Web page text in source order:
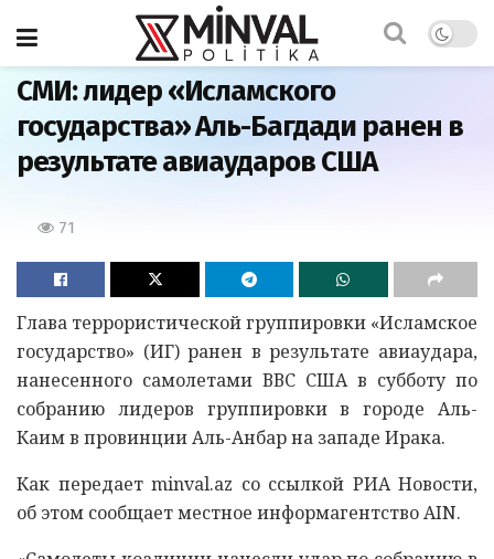
Главная
СМИ: лидер «Исламского
государства» Аль-Багдади ранен в
результате авиаударов США
71
Глава террористической группировки «Исламское
государство» (ИГ) ранен в результате авиаудара,
нанесенного самолетами ВВС США в субботу по
собранию лидеров группировки в городе Аль-
Каим в провинции Аль-Анбар на западе Ирака.
Как передает minval.az со ссылкой РИА Новости,
об этом сообщает местное информагентство AIN.